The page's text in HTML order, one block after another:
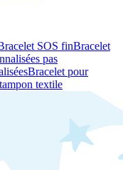
SOS finBracelet
pas
Bracelet pour
textile